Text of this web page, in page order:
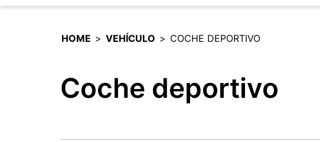
HOME > VEHÍCULO > COCHE DEPORTIVO
Coche deportivo